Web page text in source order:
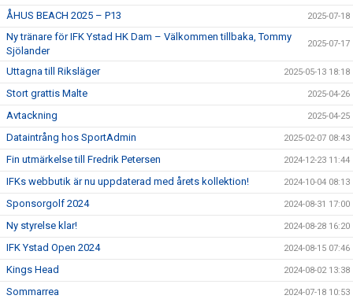
ÅHUS BEACH 2025 – P13 2025-07-18
Ny tränare för IFK Ystad HK Dam – Välkommen tillbaka, Tommy
Sjölander
2025-07-17
Uttagna till Riksläger 2025-05-13 18:18
Stort grattis Malte 2025-04-26
Avtackning 2025-04-25
Dataintrång hos SportAdmin 2025-02-07 08:43
Fin utmärkelse till Fredrik Petersen 2024-12-23 11:44
IFKs webbutik är nu uppdaterad med årets kollektion! 2024-10-04 08:13
Sponsorgolf 2024 2024-08-31 17:00
Ny styrelse klar! 2024-08-28 16:20
IFK Ystad Open 2024 2024-08-15 07:46
Kings Head 2024-08-02 13:38
Sommarrea 2024-07-18 10:53